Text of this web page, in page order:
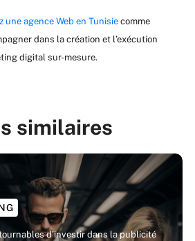
une agence Web en Tunisiecomme
dans la création et l’exécution
digital sur-mesure.
similaires
d’investir dans la publicité